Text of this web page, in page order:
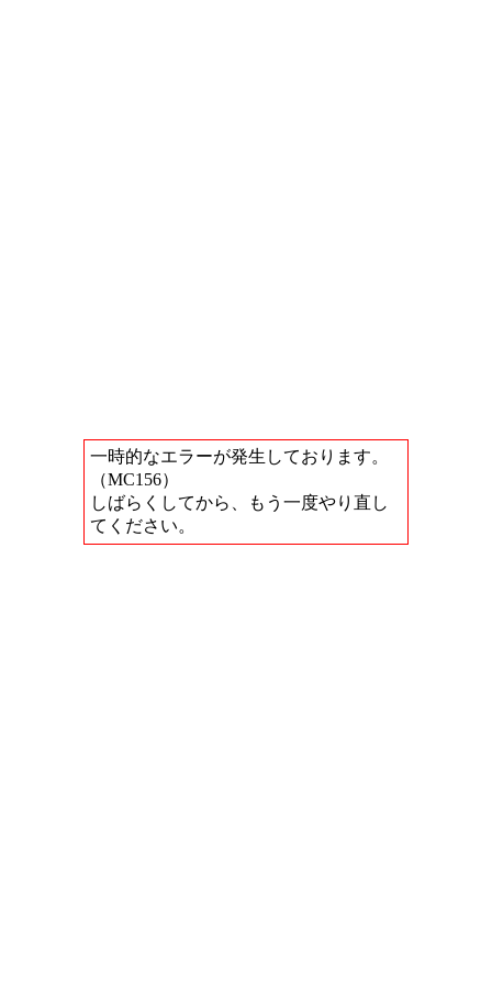
一時的なエラーが発生しております。
（MC156）
しばらくしてから、もう一度やり直し
てください。